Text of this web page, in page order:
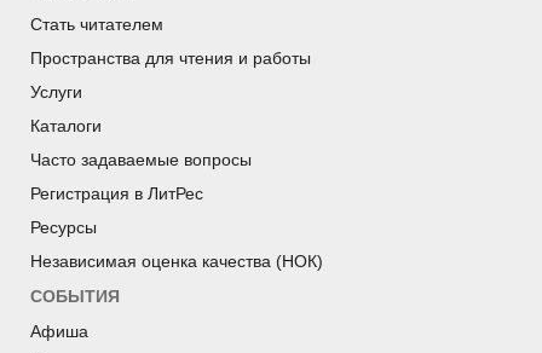
Стать читателем
Пространства для чтения и работы
Услуги
Каталоги
Часто задаваемые вопросы
Регистрация в ЛитРес
Ресурсы
Независимая оценка качества (НОК)
СОБЫТИЯ
Афиша